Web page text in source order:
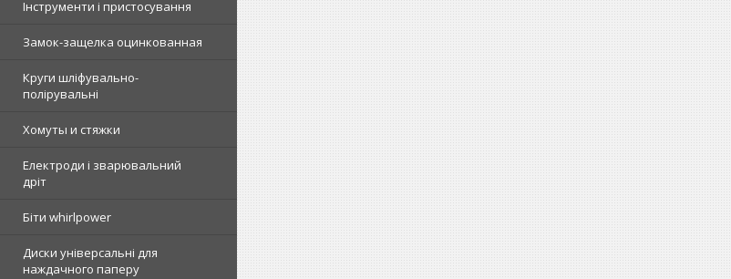
Інструменти і пристосування
Замок-защелка оцинкованная
Круги шліфувально-
полірувальні
Хомуты и стяжки
Електроди і зварювальний
дріт
Біти whirlpower
Диски універсальні для
наждачного паперу